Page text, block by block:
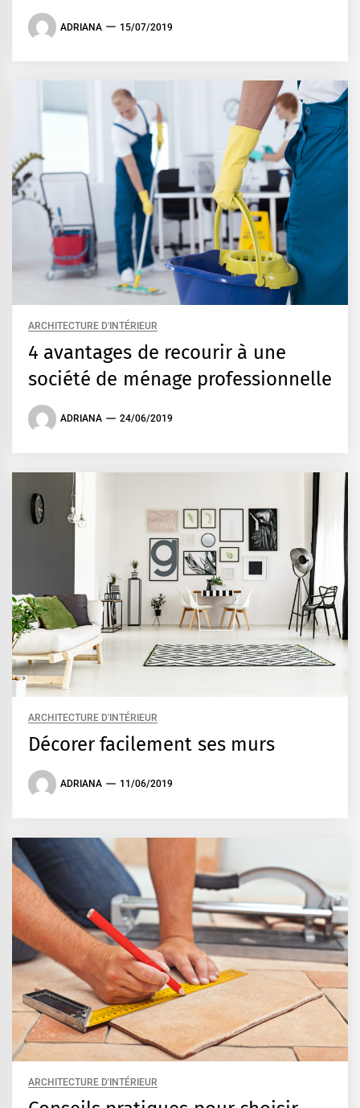
ADRIANA 15/07/2019
ARCHITECTURE D'INTÉRIEUR
4 avantages de recourir à une
société de ménage professionnelle
ADRIANA 24/06/2019
ARCHITECTURE D'INTÉRIEUR
Décorer facilement ses murs
ADRIANA 11/06/2019
ARCHITECTURE D'INTÉRIEUR